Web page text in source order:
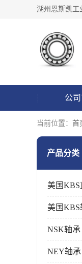
公
当前位置： 首
产品分类
美国
美国KBS
NSK轴承
NEY轴承